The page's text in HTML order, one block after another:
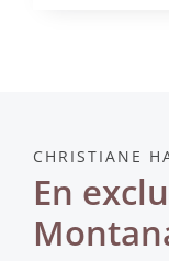
CHRISTIANE
En